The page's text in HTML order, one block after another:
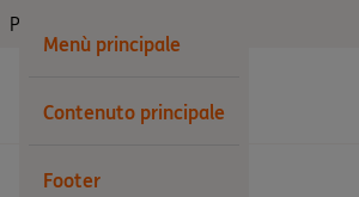
Menù principale
Contenuto principale
Footer
Privati